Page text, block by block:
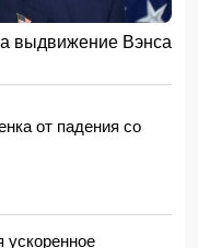
8 августа
до рекордного
выдвижение Вэнса
от падения со